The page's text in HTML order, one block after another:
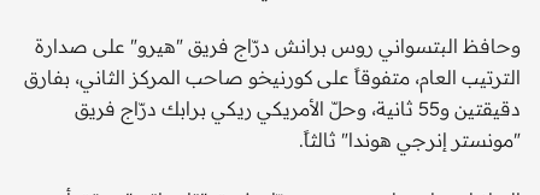
وحافظ البتسواني روس برانش درّاج فريق "هيرو" على صدارة
الترتيب العام، متفوقاً على كورنيخو صاحب المركز الثاني، بفارق
دقيقتين و55 ثانية، وحلّ الأمريكي ريكي برابك درّاج فريق
"مونستر إنرجي هوندا" ثالثاً.